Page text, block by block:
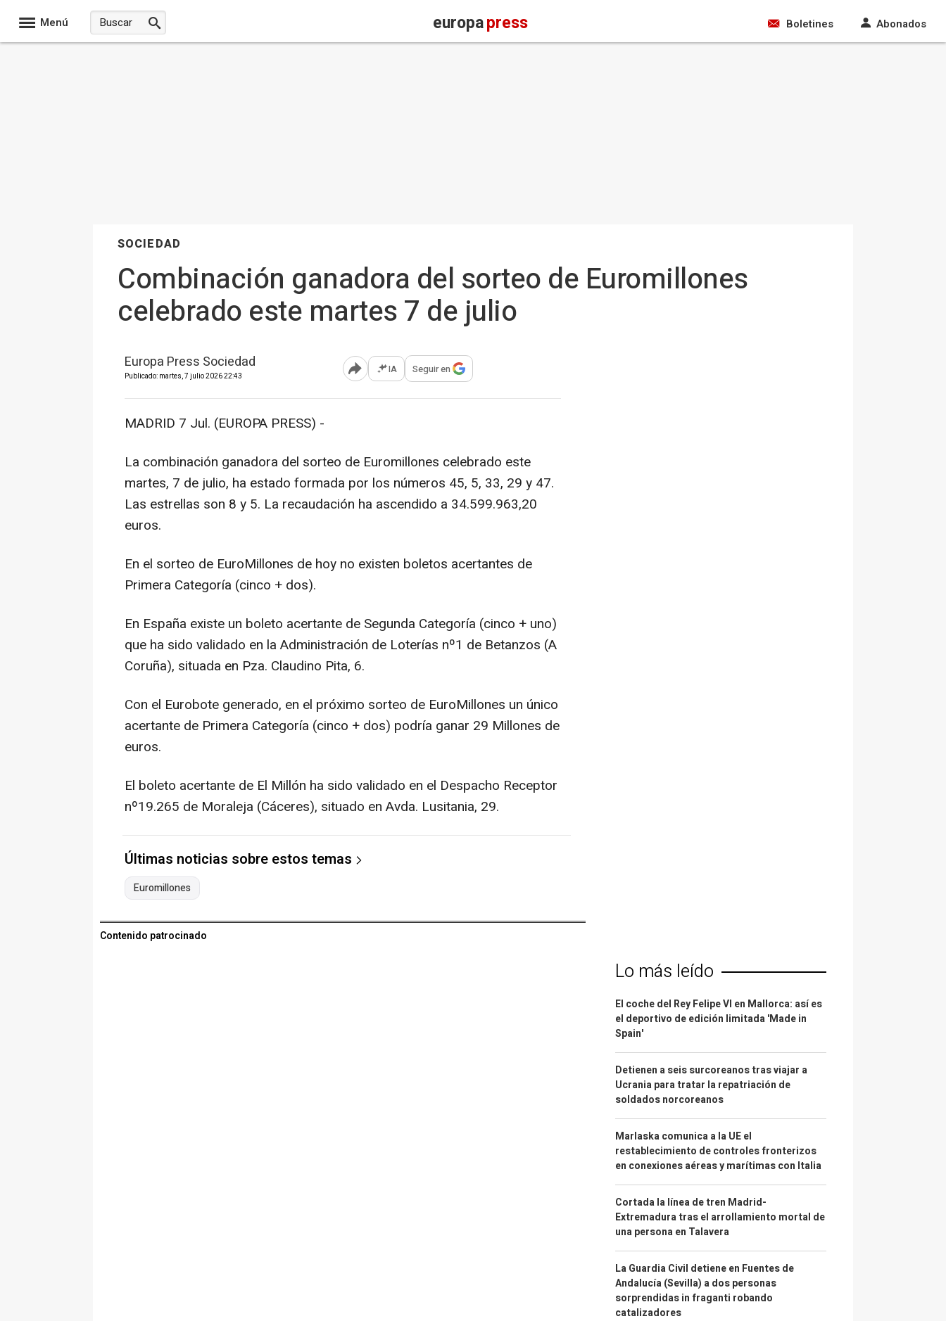
Menú europapress Boletines Abonados
SOCIEDAD
Combinación ganadora del sorteo de Euromillones
celebrado este martes 7 de julio
Europa Press Sociedad
Publicado: martes, 7 julio 2026 22:43 Abrir opciones para compartir
IA Seguir en
MADRID 7 Jul. (EUROPA PRESS) -
La combinación ganadora del sorteo de Euromillones celebrado este
martes, 7 de julio, ha estado formada por los números 45, 5, 33, 29 y 47.
Las estrellas son 8 y 5. La recaudación ha ascendido a 34.599.963,20
euros.
En el sorteo de EuroMillones de hoy no existen boletos acertantes de
Primera Categoría (cinco + dos).
En España existe un boleto acertante de Segunda Categoría (cinco + uno)
que ha sido validado en la Administración de Loterías nº1 de Betanzos (A
Coruña), situada en Pza. Claudino Pita, 6.
Con el Eurobote generado, en el próximo sorteo de EuroMillones un único
acertante de Primera Categoría (cinco + dos) podría ganar 29 Millones de
euros.
El boleto acertante de El Millón ha sido validado en el Despacho Receptor
nº19.265 de Moraleja (Cáceres), situado en Avda. Lusitania, 29.
Últimas noticias sobre estos temas
Euromillones
Contenido patrocinado
Lo más leído
El coche del Rey Felipe VI en Mallorca: así es
el deportivo de edición limitada 'Made in
Spain'
Detienen a seis surcoreanos tras viajar a
Ucrania para tratar la repatriación de
soldados norcoreanos
Marlaska comunica a la UE el
restablecimiento de controles fronterizos
en conexiones aéreas y marítimas con Italia
Cortada la línea de tren Madrid-
Extremadura tras el arrollamiento mortal de
una persona en Talavera
La Guardia Civil detiene en Fuentes de
Andalucía (Sevilla) a dos personas
sorprendidas in fraganti robando
catalizadores